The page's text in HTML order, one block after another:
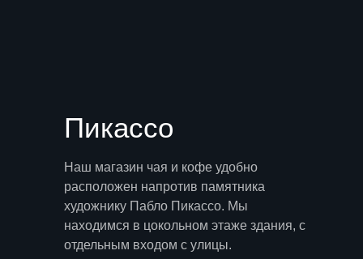
Наш магазин чая и кофе удобно
расположен напротив памятника
художнику Пабло Пикассо. Мы
находимся в цокольном этаже здания, с
отдельным входом с улицы.
Пикассо